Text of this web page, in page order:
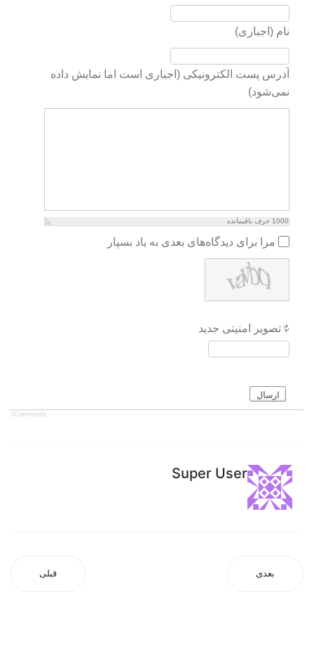
نام (اجباری)
آدرس پست الکترونیکی (اجباری است اما نمایش داده
نمی‌شود)
1000 حرف باقیمانده
مرا برای دیدگاه‌های بعدی به یاد بسپار
تصویر امنیتی جدید
ارسال
JComments
Super User
قبلی بعدی